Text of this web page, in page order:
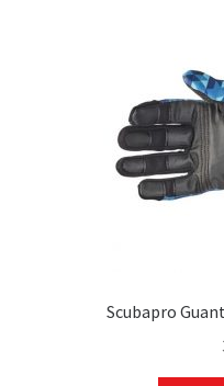
Scubapro